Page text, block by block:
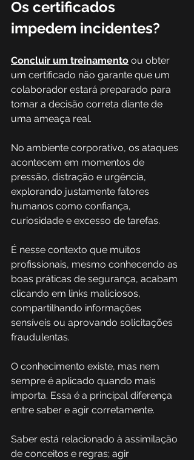
Os certificados
impedem incidentes?
Concluir um treinamento ou obter
um certificado não garante que um
colaborador estará preparado para
tomar a decisão correta diante de
uma ameaça real.
No ambiente corporativo, os ataques
acontecem em momentos de
pressão, distração e urgência,
explorando justamente fatores
humanos como confiança,
curiosidade e excesso de tarefas.
É nesse contexto que muitos
profissionais, mesmo conhecendo as
boas práticas de segurança, acabam
clicando em links maliciosos,
compartilhando informações
sensíveis ou aprovando solicitações
fraudulentas.
O conhecimento existe, mas nem
sempre é aplicado quando mais
importa. Essa é a principal diferença
entre saber e agir corretamente.
Saber está relacionado à assimilação
de conceitos e regras; agir